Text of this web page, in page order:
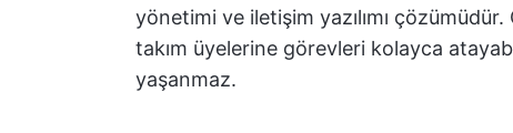
yönetimi ve iletişim yazılımı
takım üyelerine görevleri kolayca
yaşanmaz.